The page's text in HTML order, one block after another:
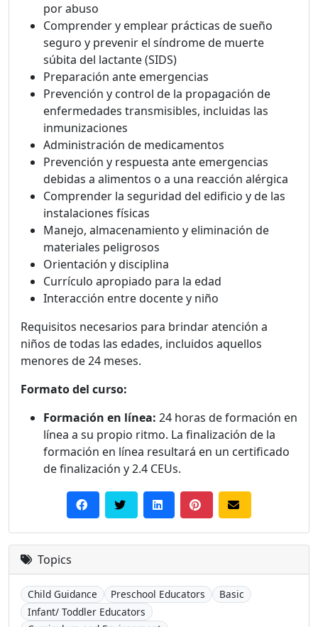
por abuso
Comprender y emplear prácticas de sueño
seguro y prevenir el síndrome de muerte
súbita del lactante (SIDS)
Preparación ante emergencias
Prevención y control de la propagación de
enfermedades transmisibles, incluidas las
inmunizaciones
Administración de medicamentos
Prevención y respuesta ante emergencias
debidas a alimentos o a una reacción alérgica
Comprender la seguridad del edificio y de las
instalaciones físicas
Manejo, almacenamiento y eliminación de
materiales peligrosos
Orientación y disciplina
Currículo apropiado para la edad
Interacción entre docente y niño
Requisitos necesarios para brindar atención a
niños de todas las edades, incluidos aquellos
menores de 24 meses.
Formato del curso:
Formación en línea: 24 horas de formación en
línea a su propio ritmo. La finalización de la
formación en línea resultará en un certificado
de finalización y 2.4 CEUs.
Topics
Child Guidance Preschool Educators
Basic
Infant/ Toddler Educators